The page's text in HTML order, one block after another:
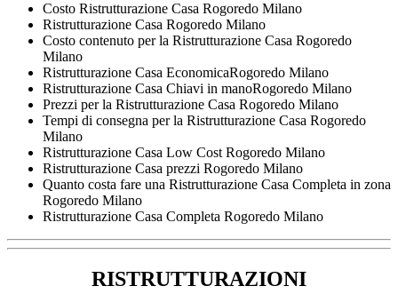
Costo Ristrutturazione Casa Rogoredo Milano
Ristrutturazione Casa Rogoredo Milano
Costo contenuto per la Ristrutturazione Casa Rogoredo
Milano
Ristrutturazione Casa EconomicaRogoredo Milano
Ristrutturazione Casa Chiavi in manoRogoredo Milano
Prezzi per la Ristrutturazione Casa Rogoredo Milano
Tempi di consegna per la Ristrutturazione Casa Rogoredo
Milano
Ristrutturazione Casa Low Cost Rogoredo Milano
Ristrutturazione Casa prezzi Rogoredo Milano
Quanto costa fare una Ristrutturazione Casa Completa in zona
Rogoredo Milano
Ristrutturazione Casa Completa Rogoredo Milano
RISTRUTTURAZIONI